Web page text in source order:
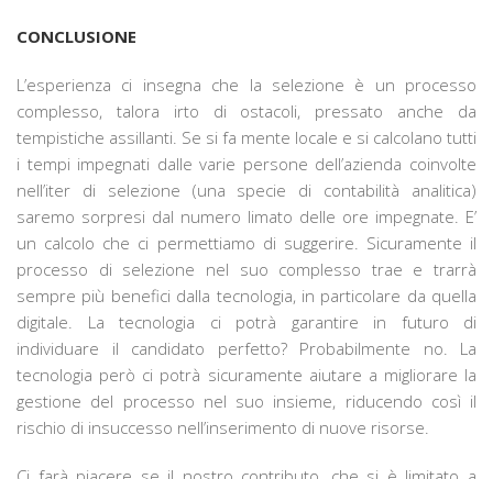
CONCLUSIONE
L’esperienza ci insegna che la selezione è un processo
complesso, talora irto di ostacoli, pressato anche da
tempistiche assillanti. Se si fa mente locale e si calcolano tutti
i tempi impegnati dalle varie persone dell’azienda coinvolte
nell’iter di selezione (una specie di contabilità analitica)
saremo sorpresi dal numero limato delle ore impegnate. E’
un calcolo che ci permettiamo di suggerire. Sicuramente il
processo di selezione nel suo complesso trae e trarrà
sempre più benefici dalla tecnologia, in particolare da quella
digitale. La tecnologia ci potrà garantire in futuro di
individuare il candidato perfetto? Probabilmente no. La
tecnologia però ci potrà sicuramente aiutare a migliorare la
gestione del processo nel suo insieme, riducendo così il
rischio di insuccesso nell’inserimento di nuove risorse.